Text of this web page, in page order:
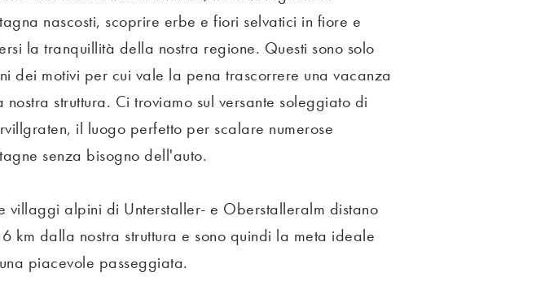
nascosti, scoprire erbe e fiori selvatici in fiore e
la tranquillità della nostra regione. Questi sono solo
dei motivi per cui vale la pena trascorrere una vacanza
nostra struttura. Ci troviamo sul versante soleggiato di
il luogo perfetto per scalare numerose
senza bisogno dell'auto.
villaggi alpini di Unterstaller- e Oberstalleralm distano
6 km dalla nostra struttura e sono quindi la meta ideale
piacevole passeggiata.